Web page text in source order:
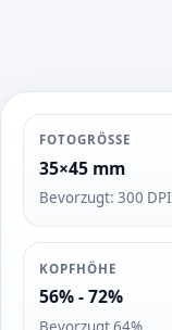
FOTOGRÖSSE
35×45 mm
Bevorzugt: 300 DPI
KOPFHÖHE
56% - 72%